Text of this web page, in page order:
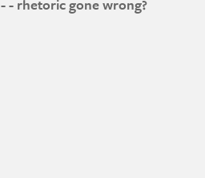
- rhetoric gone wrong?
in the act” - - rhetoric gone wrong?